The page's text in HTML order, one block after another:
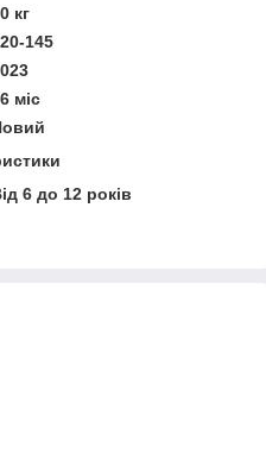
кг
145
міс
6 до 12 років